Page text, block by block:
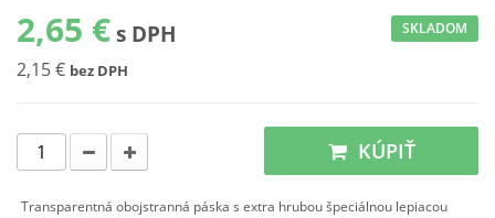
2,65 € s DPH
2,15 € bez DPH
SKLADOM
KÚPIŤ
Transparentná obojstranná páska s extra hrubou špeciálnou lepiacou